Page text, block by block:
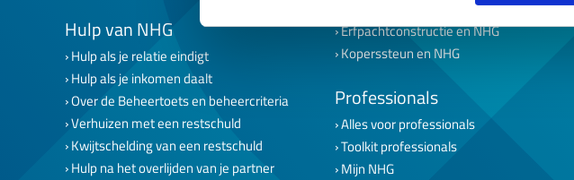
Hulp van NHG
Hulp als je relatie eindigt
Hulp als je inkomen daalt
Over de Beheertoets en beheercriteria
Verhuizen met een restschuld
Kwijtschelding van een restschuld
Hulp na het overlijden van je partner
Erfpachtconstructie en NHG
Koperssteun en NHG
Professionals
Alles voor professionals
Toolkit professionals
Mijn NHG